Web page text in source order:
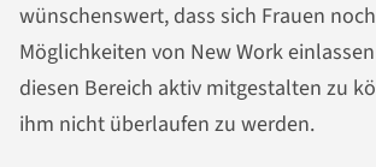
wünschenswert, dass sich Frauen
Möglichkeiten von New Work
diesen Bereich aktiv mitgestalten zu
ihm nicht überlaufen zu werden.